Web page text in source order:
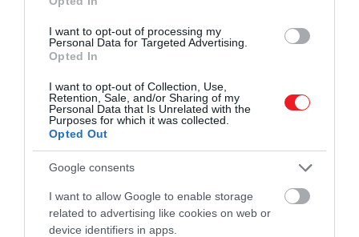
I want to opt-out of processing my
Personal Data for Targeted Advertising.
Opted In
I want to opt-out of Collection, Use,
Retention, Sale, and/or Sharing of my
Personal Data that Is Unrelated with the
Purposes for which it was collected.
Opted Out
Google consents
I want to allow Google to enable storage
related to advertising like cookies on web or
device identifiers in apps.
Shutterstock
Karina Kay , egy Las Vegas-i légiutas-kísérő azt
tárolókban, a tárgyak pakoljuk az ülésünk alá. A
legtöbb repülőgépen, különösen a fapados